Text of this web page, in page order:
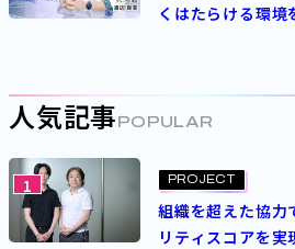
くはたらける環境
人気記事 POPULAR
1 PROJECT
組織を超えた協力
リティスコアを実